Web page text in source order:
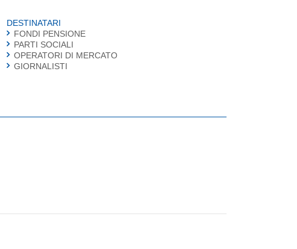
DESTINATARI
FONDI PENSIONE
PARTI SOCIALI
OPERATORI DI MERCATO
GIORNALISTI